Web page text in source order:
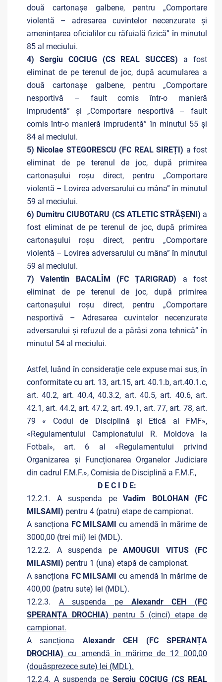
două cartonașe galbene, pentru „Comportare
violentă – adresarea cuvintelor necenzurate și
amenințarea oficialilor cu răfuială fizică” în minutul
85 al meciului.
4) Sergiu COCIUG (CS REAL SUCCES) a fost
eliminat de pe terenul de joc, după acumularea a
două cartonașe galbene, pentru „Comportare
nesportivă – fault comis într-o manieră
imprudentă” și „Comportare nesportivă – fault
comis într-o manieră imprudentă” în minutul 55 și
84 al meciului.
5) Nicolae STEGORESCU (FC REAL SIREȚI) a fost
eliminat de pe terenul de joc, după primirea
cartonașului roșu direct, pentru „Comportare
violentă – Lovirea adversarului cu mâna” în minutul
59 al meciului.
6) Dumitru CIUBOTARU (CS ATLETIC STRĂȘENI) a
fost eliminat de pe terenul de joc, după primirea
cartonașului roșu direct, pentru „Comportare
violentă – Lovirea adversarului cu mâna” în minutul
59 al meciului.
7) Valentin BACALÎM (FC ȚARIGRAD) a fost
eliminat de pe terenul de joc, după primirea
cartonașului roșu direct, pentru „Comportare
nesportivă – Adresarea cuvintelor necenzurate
adversarului și refuzul de a părăsi zona tehnică” în
minutul 54 al meciului.
Astfel, luând în considerație cele expuse mai sus, în
conformitate cu art. 13, art.15, art. 40.1.b, art.40.1.c,
art. 40.2, art. 40.4, 40.3.2, art. 40.5, art. 40.6, art.
42.1, art. 44.2, art. 47.2, art. 49.1, art. 77, art. 78, art.
79 « Codul de Disciplină și Etică al FMF»,
«Regulamentului Campionatului R. Moldova la
Fotbal», art. 6 al «Regulamentului privind
Organizarea și Funcționarea Organelor Judiciare
din cadrul F.M.F.», Comisia de Disciplină a F.M.F.,
D E C I D E:
12.2.1. A suspenda peVadim BOLOHAN (FC
MILSAMI) pentru 4 (patru) etape de campionat.
A sancționa FC MILSAMI cu amendă în mărime de
3000,00 (trei mii) lei (MDL).
12.2.2. A suspenda peAMOUGUI VITUS (FC
MILASMI) pentru 1 (una) etapă de campionat.
A sancționa FC MILSAMI cu amendă în mărime de
400,00 (patru sute) lei (MDL).
12.2.3. A suspenda pe Alexandr CEH (FC
SPERANȚA DROCHIA) pentru 5 (cinci) etape de
campionat.
A sancționa Alexandr CEH (FC SPERANȚA
DROCHIA)cu amendă în mărime de 12 000,00
(douăsprezece sute) lei (MDL).
12.2.4. A suspenda pe Sergiu COCIUG (CS REAL